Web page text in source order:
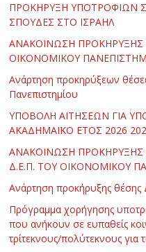
ΠΡΟΚΗΡΥΞΗ ΥΠΟΤΡΟΦΙΩΝ
ΣΠΟΥΔΕΣ ΣΤΟ ΙΣΡΑΗΛ
ΑΝΑΚΟΙΝΩΣΗ
ΟΙΚΟΝΟΜΙΚΟΥ
Ανάρτηση προκηρύξεων
Πανεπιστημίου
ΥΠΟΒΟΛΗ ΑΙΤΗΣΕΩΝ ΓΙΑ
ΑΚΑΔΗΜΑΪΚΟ ΕΤΟΣ 2026
ΑΝΑΚΟΙΝΩΣΗ
Δ.Ε.Π. ΤΟΥ ΟΙΚΟΝΟΜΙΚΟΥ
Ανάρτηση προκήρυξης θέσης
Πρόγραμμα χορήγησης
που ανήκουν σε ευπαθείς
τρίτεκνους/πολύτεκνους για